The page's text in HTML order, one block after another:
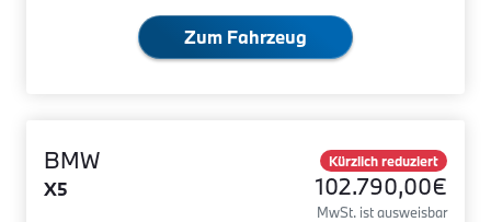
Zum Fahrzeug
BMW
X5
Kürzlich reduziert
102.790,00€
MwSt. ist ausweisbar